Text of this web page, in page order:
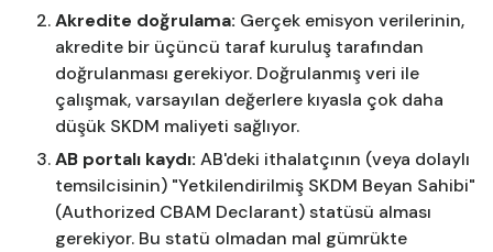
Akredite doğrulama: Gerçek emisyon verilerinin,
akredite bir üçüncü taraf kuruluş tarafından
doğrulanması gerekiyor. Doğrulanmış veri ile
çalışmak, varsayılan değerlere kıyasla çok daha
düşük SKDM maliyeti sağlıyor.
AB portalı kaydı: AB'deki ithalatçının (veya dolaylı
temsilcisinin) "Yetkilendirilmiş SKDM Beyan Sahibi"
(Authorized CBAM Declarant) statüsü alması
gerekiyor. Bu statü olmadan mal gümrükte